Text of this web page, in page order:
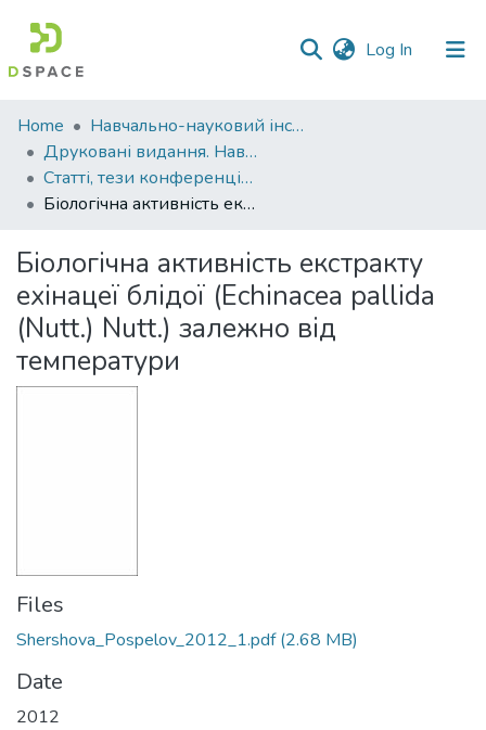
Log In (current)
Communities
&
Collections
Statistics
Home
Навчально-науковий інститут агротехнологій, селекції та екології
Друковані видання. Навчально-науковий інститут агротехнологій, селекції та екології
Статті, тези конференцій. Навчально-науковий інститут агротехнологій, селекції та екології
Біологічна активність екстракту ехінацеї блідої (Echinacea pallida (Nutt.) Nutt.) залежно від температури
Біологічна активність екстракту
ехінацеї блідої (Echinacea pallida
(Nutt.) Nutt.) залежно від
температури
Files
Shershova_Pospelov_2012_1.pdf(2.68 MB)
Date
2012